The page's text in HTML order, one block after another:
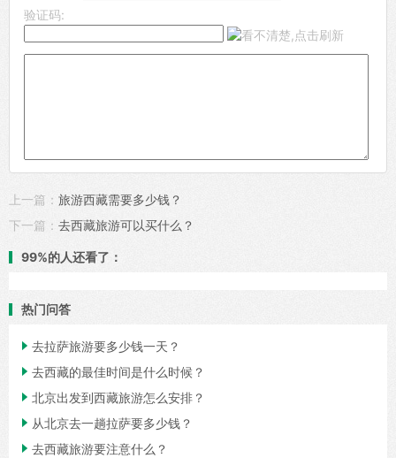
验证码:
上一篇： 旅游西藏需要多少钱？
下一篇： 去西藏旅游可以买什么？
99%的人还看了：
热门问答
 去拉萨旅游要多少钱一天？
 去西藏的最佳时间是什么时候？
 北京出发到西藏旅游怎么安排？
 从北京去一趟拉萨要多少钱？
 去西藏旅游要注意什么？